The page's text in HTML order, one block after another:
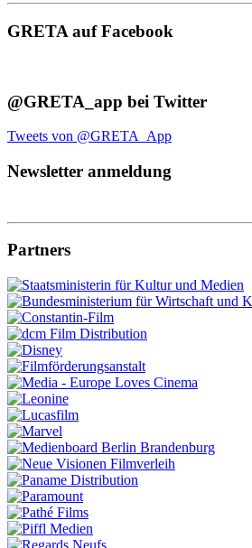
GRETA auf Facebook
@GRETA_app bei Twitter
Tweets von @GRETA_App
Newsletter anmeldung
Partners